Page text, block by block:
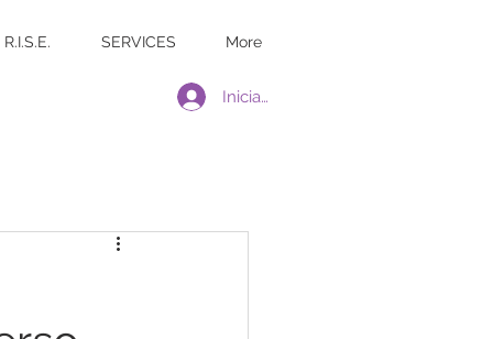
R.I.S.E. SERVICES More
Iniciar sesión